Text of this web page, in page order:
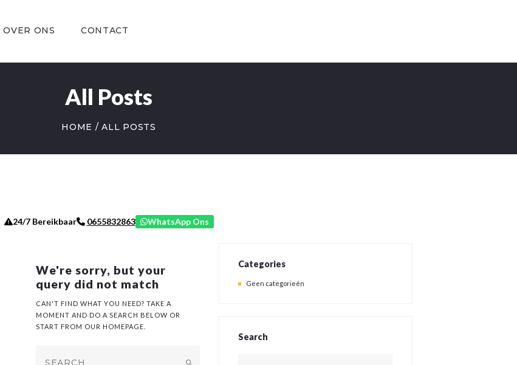
OVER ONS CONTACT
All Posts
HOME ALL POSTS
CONTACT
24/7 Bereikbaar 0655832863 WhatsApp Ons
We're sorry, but your
query did not match
CAN'T FIND WHAT YOU NEED? TAKE A
MOMENT AND DO A SEARCH BELOW OR
START FROM OUR HOMEPAGE
Categories
Geen categorieën
Search